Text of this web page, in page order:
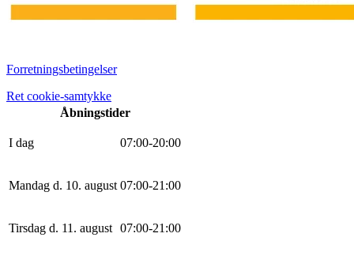
Forretningsbetingelser
Ret cookie-samtykke
Åbningstider
I dag 07:00-20:00
Mandag d. 10. august 07:00-21 :00
Tirsdag d. 11. august 07:00-21 :00